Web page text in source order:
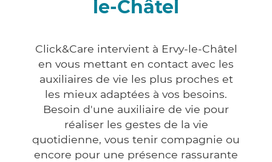
le-Châtel
Click&Care intervient à Ervy-le-Châtel
en vous mettant en contact avec les
auxiliaires de vie les plus proches et
les mieux adaptées à vos besoins.
Besoin d'une auxiliaire de vie pour
réaliser les gestes de la vie
quotidienne, vous tenir compagnie ou
encore pour une présence rassurante